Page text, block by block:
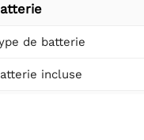
de batterie
incluse